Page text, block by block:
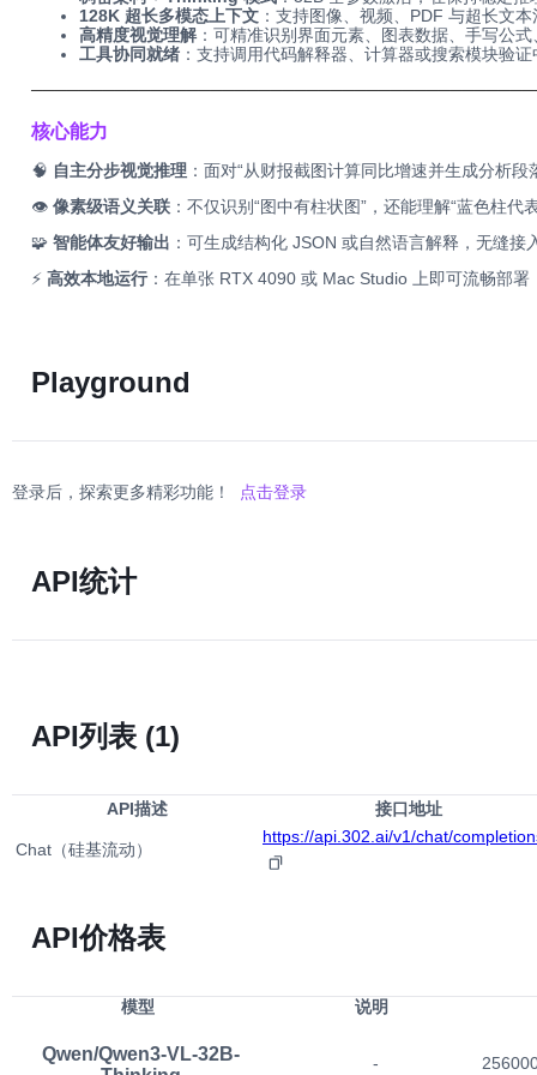
128K 超长多模态上下文 ：支持图像、视频、PDF 与超长文
高精度视觉理解：可精准识别界面元素、图表数据、手写公
工具协同就绪 ：支持调用代码解释器、计算器或搜索模块验
核心能力
🧠 自主分步视觉推理 ：面对“从财报截图计算同比增速并生成分
👁️ 像素级语义关联 ：不仅识别“图中有柱状图”，还能理解“蓝色柱
🧩 智能体友好输出 ：可生成结构化 JSON 或自然语言解释，无缝
⚡ 高效本地运行 ：在单张 RTX 4090 或 Mac Studio 上即可流畅部
Playground
登录后，探索更多精彩功能！ 点击登录
API统计
API列表 (1)
API描述 接口地址
Chat（硅基流动）
https://api.302.ai/v1/chat/
API价格表
模型 说明
Qwen/Qwen3-VL-32B-
-